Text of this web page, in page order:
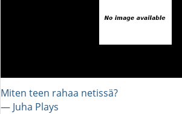
Miten teen rahaa netissä?
― Juha Plays